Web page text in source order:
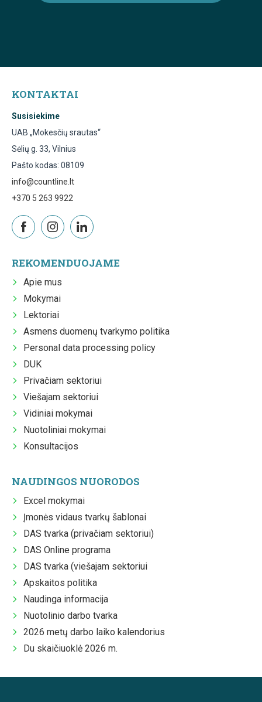
KONTAKTAI
Susisiekime
UAB „Mokesčių srautas“
Sėlių g. 33, Vilnius
Pašto kodas: 08109
info@countline.lt
+370 5 263 9922
REKOMENDUOJAME
Apie mus
Mokymai
Lektoriai
Asmens duomenų tvarkymo politika
Personal data processing policy
DUK
Privačiam sektoriui
Viešajam sektoriui
Vidiniai mokymai
Nuotoliniai mokymai
Konsultacijos
NAUDINGOS NUORODOS
Excel mokymai
Įmonės vidaus tvarkų šablonai
DAS tvarka (privačiam sektoriui)
DAS Online programa
DAS tvarka (viešajam sektoriui
Apskaitos politika
Naudinga informacija
Nuotolinio darbo tvarka
2026 metų darbo laiko kalendorius
Du skaičiuoklė 2026 m.